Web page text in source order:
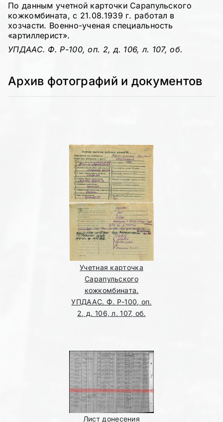
По данным учетной карточки Сарапульского
кожкомбината, с 21.08.1939 г. работал в
хозчасти. Военно-ученая специальность
«артиллерист».
УПДААС. Ф. Р-100, оп. 2, д. 106, л. 107, об.
Архив фотографий и документов
Учетная карточка
Сарапульского
кожкомбината.
УПДААС. Ф. Р-100, оп.
2, д. 106, л. 107, об.
Лист донесения